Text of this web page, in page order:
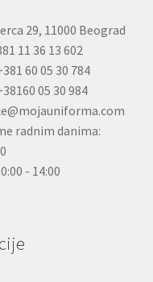
29, 11000 Beograd
11 36 13 602
60 05 30 784
05 30 984
radnim danima:
- 14:00